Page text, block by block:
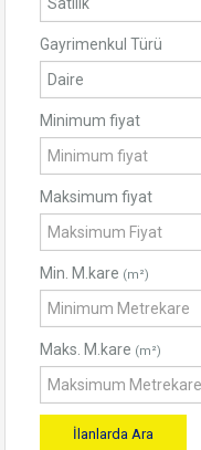
Gayrimenkul Türü
Minimum fiyat
Maksimum fiyat
Min. M.kare (m²)
Maks. M.kare (m²)